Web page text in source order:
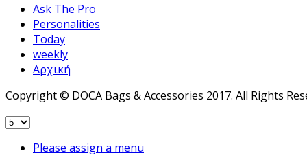
Ask The Pro
Personalities
Today
weekly
Αρχική
Copyright © DOCA Bags & Accessories 2017. All Rights
Please assign a menu